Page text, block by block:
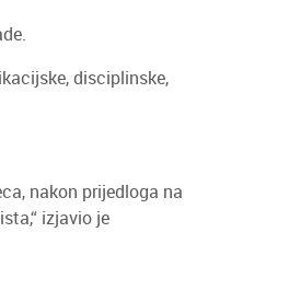
disciplinske,
nakon prijedloga na
izjavio je